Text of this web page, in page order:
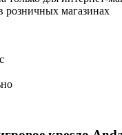
розничных магазинах